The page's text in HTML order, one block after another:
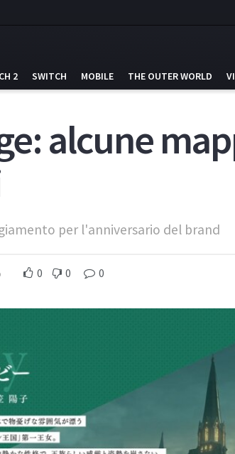
2 SWITCH MOBILE THE OUTER WORLD
alcune
per l'anniversario del brand
0 0 0